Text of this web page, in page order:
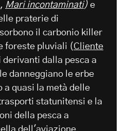
Mari incontaminati) e
praterie di
il carbonio killer
foreste pluviali (Cliente
derivanti dalla pesca a
danneggiano le erbe
a quasi la metà delle
statunitensi e la
della pesca a